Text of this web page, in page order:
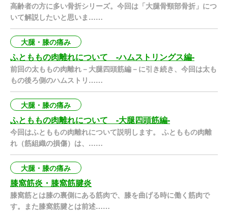
高齢者の方に多い骨折シリーズ。今回は「大腿骨頸部骨折」につ
いて解説したいと思いま……
大腿・膝の痛み
ふとももの肉離れについて -ハムストリングス編-
前回の太ももの肉離れ－大腿四頭筋編－に引き続き、今回は太も
もの後ろ側のハムストリ……
大腿・膝の痛み
ふとももの肉離れについて -大腿四頭筋編-
今回はふとももの肉離れについて説明します。 ふとももの肉離
れ（筋組織の損傷）は、……
大腿・膝の痛み
膝窩筋炎・膝窩筋腱炎
膝窩筋とは膝の裏側にある筋肉で、膝を曲げる時に働く筋肉で
す。また膝窩筋腱とは前述……